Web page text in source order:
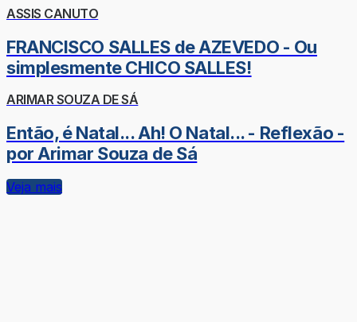
ASSIS CANUTO
FRANCISCO SALLES de AZEVEDO - Ou
simplesmente CHICO SALLES!
ARIMAR SOUZA DE SÁ
Então, é Natal... Ah! O Natal... - Reflexão -
por Arimar Souza de Sá
Veja mais